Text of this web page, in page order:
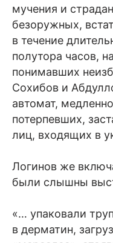
мучения и
безоружных,
в течение
полутора часов,
понимавших
Сохибов и
автомат,
потерпевших,
лиц, входящих в
Логинов же
были слышны
«… упаковали
в дерматин,